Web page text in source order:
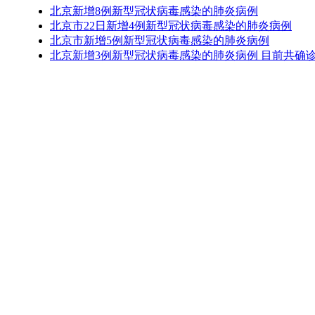
北京新增8例新型冠状病毒感染的肺炎病例
北京市22日新增4例新型冠状病毒感染的肺炎病例
北京市新增5例新型冠状病毒感染的肺炎病例
北京新增3例新型冠状病毒感染的肺炎病例 目前共确